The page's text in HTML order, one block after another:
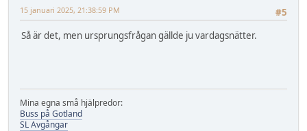
#5
15 januari 2025, 21:38:59 PM
Så är det, men ursprungsfrågan gällde ju vardagsnätter.
Mina egna små hjälpredor:
Buss på Gotland
SL Avgångar